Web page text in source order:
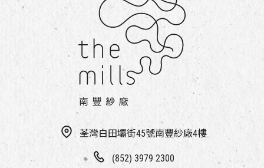
荃灣白田壩街45號南豐紗廠4樓
(852) 3979 2300